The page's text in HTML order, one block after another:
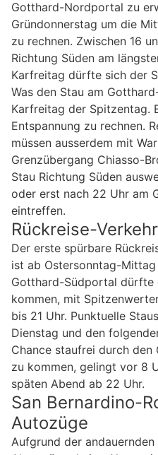
Gotthard-Nordportal zu
Gründonnerstag um die
zu rechnen. Zwischen 16
Richtung Süden am
Karfreitag dürfte sich der
Was den Stau am
Karfreitag der Spitzentag.
Entspannung zu rechnen.
müssen ausserdem mit
Grenzübergang Chiasso-
Stau Richtung Süden
oder erst nach 22 Uhr am
eintreffen.
Rückreise-
Der erste spürbare
ist ab Ostersonntag-
Gotthard-Südportal dürfte
kommen, mit
bis 21 Uhr. Punktuelle
Dienstag und den
Chance staufrei durch
zu kommen, gelingt vor 8
späten Abend ab 22 Uhr.
San Bernardino-
Autozüge
Aufgrund der